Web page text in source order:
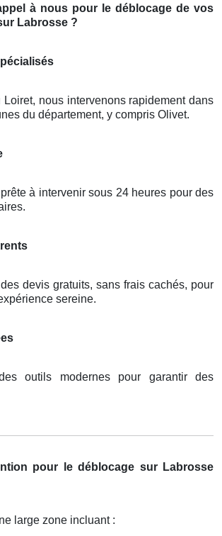
à nous pour le déblocage de vos
Labrosse ?
nous intervenons rapidement dans
du département, y compris Olivet.
à intervenir sous 24 heures pour des
devis gratuits, sans frais cachés, pour
sereine.
outils modernes pour garantir des
pour le déblocage sur Labrosse
large zone incluant :